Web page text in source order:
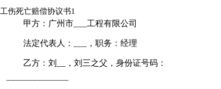
工伤死亡赔偿协议书1
甲方：广州市___工程有限公司
法定代表人：___，职务：经理
乙方：刘__，刘三之父，身份证号码：